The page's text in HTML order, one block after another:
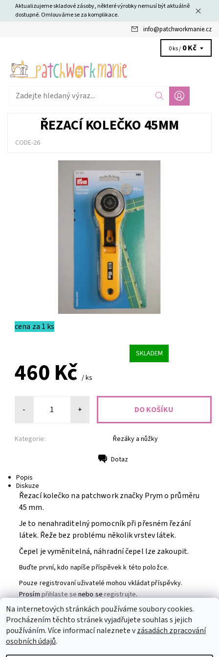
Aktualizujeme skladové zásoby, některé výrobky nemusí být aktuálně
dostupné. Omlouváme se za komplikace.
info@patchworkmanie.cz
0 ks / 0 Kč
ŘEZACÍ KOLEČKO 45MM
CODE-26
cena za 1 ks
SKLADEM
460 Kč / ks
- +
Kategorie: Řezáky a nůžky
Dotaz
Popis
Diskuze
Řezací kolečko na patchwork značky Prym o průměru
45 mm.
Je to nenahraditelný pomocník při přesném řezání
látek. Řeže bez problému několik vrstev látek.
Čepel je vyměnitelná, náhradní čepel lze zakoupit.
Buďte první, kdo napíše příspěvek k této položce.
Pouze registrovaní uživatelé mohou vkládat příspěvky.
Prosímpřihlaste senebo seregistrujte.
Partneři Toaletní papír Ubrousky Práce na doma
Swarovski šperky | Prostěradla
Na internetových stránkách používáme soubory cookies.
Procházením těchto stránek vyjadřujete souhlas s jejich
používáním. Více informací naleznete vzásadách zpracování
osobních údajů.